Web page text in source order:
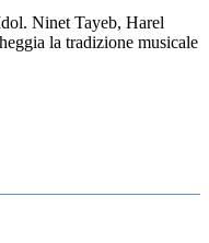
Ninet Tayeb, Harel
la tradizione musicale